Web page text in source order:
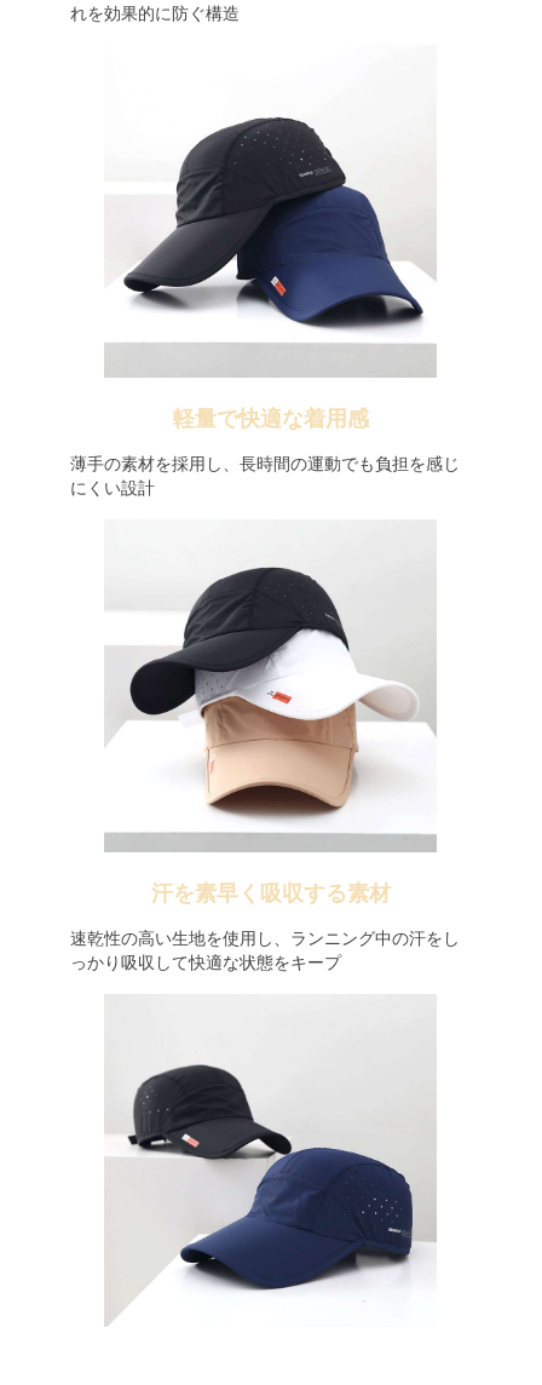
れを効果的に防ぐ構造
軽量で快適な着用感
薄手の素材を採用し、長時間の運動でも負担を感じ
にくい設計
汗を素早く吸収する素材
速乾性の高い生地を使用し、ランニング中の汗をし
っかり吸収して快適な状態をキープ